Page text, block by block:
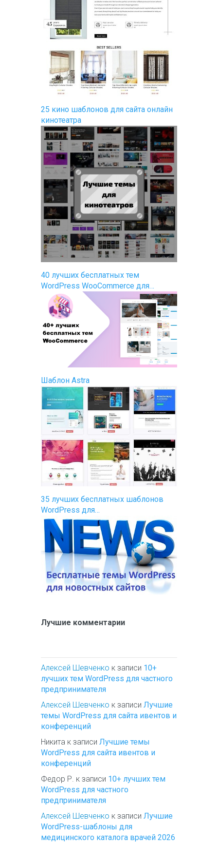
25 кино шаблонов для сайта онлайн
кинотеатра
40 лучших бесплатных тем
WordPress WooCommerce для…
Шаблон Astra
35 лучших бесплатных шаблонов
WordPress для…
Лучшие комментарии
Алексей Шевченко к записи 10+
лучших тем WordPress для частного
предпринимателя
Алексей Шевченко к записи Лучшие
темы WordPress для сайта ивентов и
конференций
Никита к записи Лучшие темы
WordPress для сайта ивентов и
конференций
Федор Р. к записи 10+ лучших тем
WordPress для частного
предпринимателя
Алексей Шевченко к записи Лучшие
WordPress-шаблоны для
медицинского каталога врачей 2026